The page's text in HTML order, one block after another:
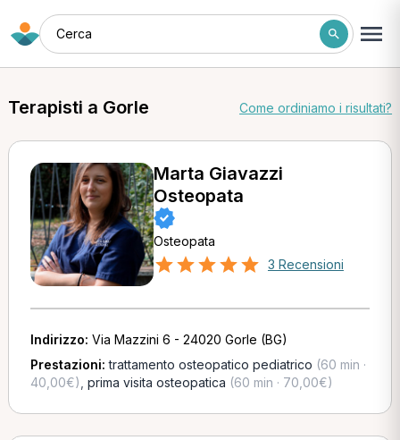
Cerca
Terapisti a Gorle Come ordiniamo i risultati?
Marta Giavazzi
Osteopata
Osteopata
3 Recensioni
Indirizzo: Via Mazzini 6 - 24020 Gorle (BG)
Prestazioni:trattamento osteopatico pediatrico (60 min ·
40,00€) prima visita osteopatica (60 min · 70,00€)